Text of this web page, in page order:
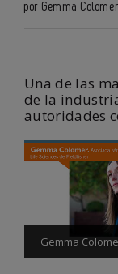
por Gemma
Una de las
de la
autoridades
Gemma